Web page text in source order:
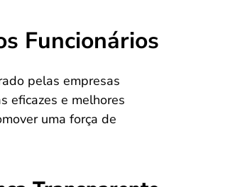
Funcionários
pelas empresas
eficazes e melhores
uma força de